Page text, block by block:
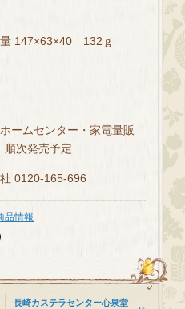
147×63×40 132ｇ
ームセンター・家電量販
順次発売予定
0120-165-696
品情報
長崎カステラセンター心泉堂